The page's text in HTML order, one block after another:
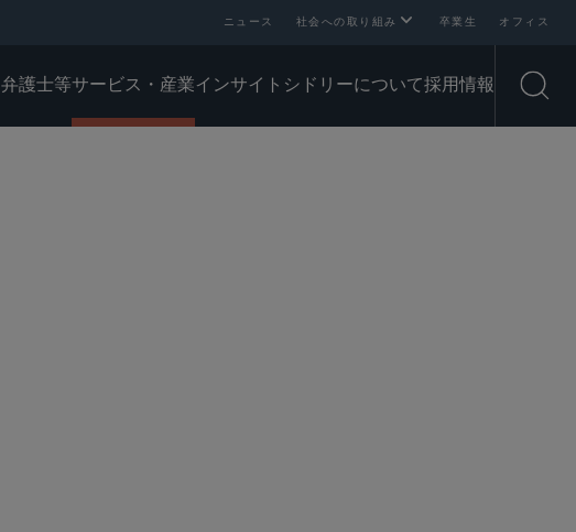
ニュース 社会への取り組み 卒業生 オフィス
弁護士等サービス・産業インサイト シドリーについて採用情報